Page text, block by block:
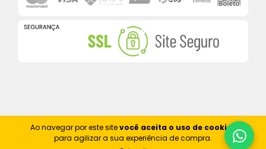
Ao navegar por este sitevocê aceita o uso de cookies
para agilizar a sua experiência de compra.